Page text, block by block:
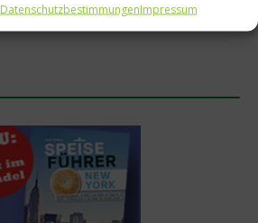
DatenschutzbestimmungenImpressum
23. Juli 2026